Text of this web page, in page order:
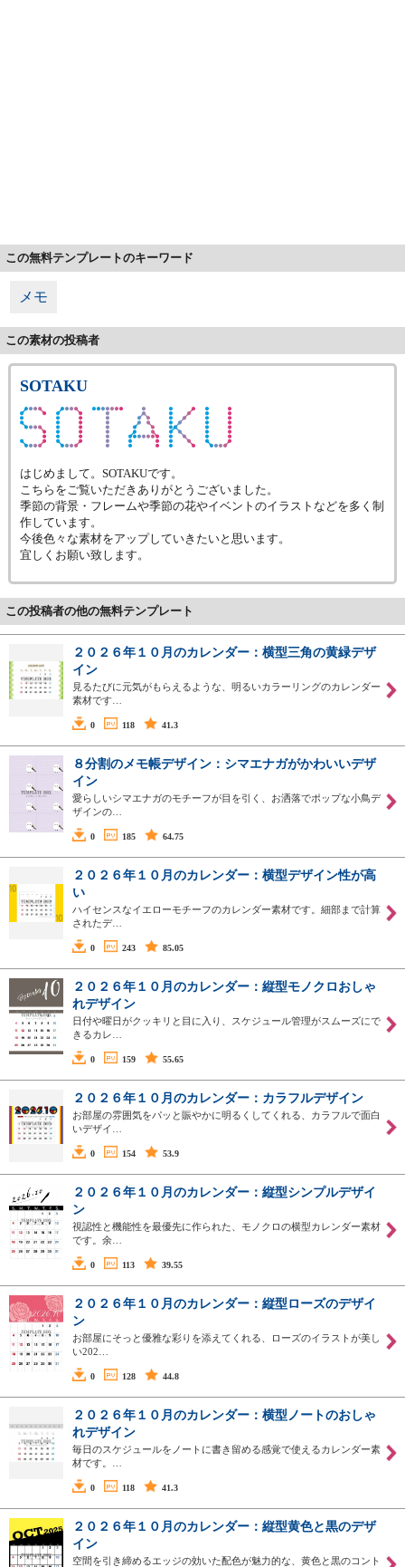
この無料テンプレートのキーワード
メモ
この素材の投稿者
SOTAKU
はじめまして。SOTAKUです。
こちらをご覧いただきありがとうございました。
季節の背景・フレームや季節の花やイベントのイラストなどを多く制
作しています。
今後色々な素材をアップしていきたいと思います。
宜しくお願い致します。
この投稿者の他の無料テンプレート
２０２６年１０月のカレンダー：横型三角の黄緑デザ
イン
見るたびに元気がもらえるような、明るいカラーリングのカレンダー
素材です…
0 118 41.3
８分割のメモ帳デザイン：シマエナガがかわいいデザ
イン
愛らしいシマエナガのモチーフが目を引く、お洒落でポップな小鳥デ
ザインの…
0 185 64.75
２０２６年１０月のカレンダー：横型デザイン性が高
い
ハイセンスなイエローモチーフのカレンダー素材です。細部まで計算
されたデ…
0 243 85.05
２０２６年１０月のカレンダー：縦型モノクロおしゃ
れデザイン
日付や曜日がクッキリと目に入り、スケジュール管理がスムーズにで
きるカレ…
0 159 55.65
２０２６年１０月のカレンダー：カラフルデザイン
お部屋の雰囲気をパッと賑やかに明るくしてくれる、カラフルで面白
いデザイ…
0 154 53.9
２０２６年１０月のカレンダー：縦型シンプルデザイ
ン
視認性と機能性を最優先に作られた、モノクロの横型カレンダー素材
です。余…
0 113 39.55
２０２６年１０月のカレンダー：縦型ローズのデザイ
ン
お部屋にそっと優雅な彩りを添えてくれる、ローズのイラストが美し
い202…
0 128 44.8
２０２６年１０月のカレンダー：横型ノートのおしゃ
れデザイン
毎日のスケジュールをノートに書き留める感覚で使えるカレンダー素
材です。…
0 118 41.3
２０２６年１０月のカレンダー：縦型黄色と黒のデザ
イン
空間を引き締めるエッジの効いた配色が魅力的な、黄色と黒のコント